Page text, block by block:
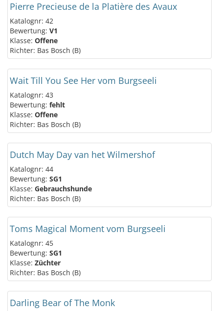
Pierre Precieuse de la Platière des Avaux
Katalognr: 42
Bewertung: V1
Klasse: Offene
Richter: Bas Bosch (B)
Wait Till You See Her vom Burgseeli
Katalognr: 43
Bewertung: fehlt
Klasse: Offene
Richter: Bas Bosch (B)
Dutch May Day van het Wilmershof
Katalognr: 44
Bewertung: SG1
Klasse: Gebrauchshunde
Richter: Bas Bosch (B)
Toms Magical Moment vom Burgseeli
Katalognr: 45
Bewertung: SG1
Klasse: Züchter
Richter: Bas Bosch (B)
Darling Bear of The Monk